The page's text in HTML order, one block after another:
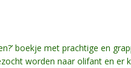
boekje met prachtige en
worden naar olifant en